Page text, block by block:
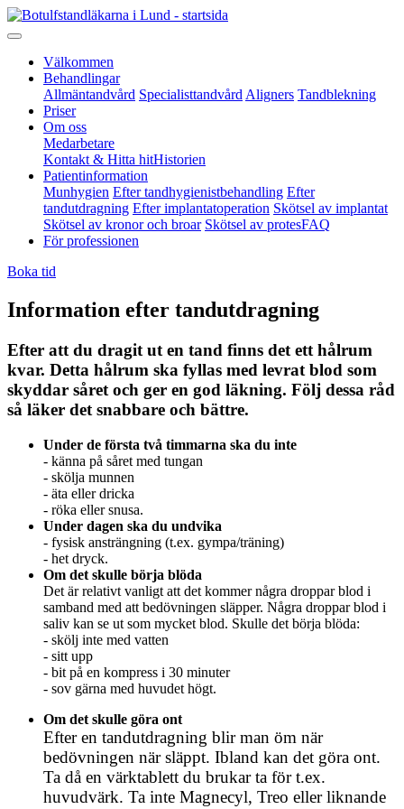
Välkommen
Behandlingar
Allmäntandvård Specialisttandvård Aligners Tandblekning
Priser
Om oss
Medarbetare
Kontakt & Hitta hitHistorien
Patientinformation
Munhygien Efter tandhygienistbehandling Efter
tandutdragning Efter implantatoperation Skötsel av implantat
Skötsel av kronor och broar Skötsel av protesFAQ
För professionen
Boka tid
Information efter tandutdragning
Efter att du dragit ut en tand finns det ett hålrum
kvar. Detta hålrum ska fyllas med levrat blod som
skyddar såret och ger en god läkning. Följ dessa råd
så läker det snabbare och bättre.
Under de första två timmarna ska du inte
- känna på såret med tungan
- skölja munnen
- äta eller dricka
- röka eller snusa.
Under dagen ska du undvika
- fysisk ansträngning (t.ex. gympa/träning)
- het dryck.
Om det skulle börja blöda
Det är relativt vanligt att det kommer några droppar blod i
samband med att bedövningen släpper. Några droppar blod i
saliv kan se ut som mycket blod. Skulle det börja blöda:
- skölj inte med vatten
- sitt upp
- bit på en kompress i 30 minuter
- sov gärna med huvudet högt.
Om det skulle göra ont
Efter en tandutdragning blir man öm när
bedövningen när släppt. Ibland kan det göra ont.
Ta då en värktablett du brukar ta för t.ex.
huvudvärk. Ta inte Magnecyl, Treo eller liknande